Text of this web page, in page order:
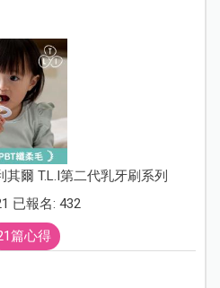
其爾 T.L.I第二代乳牙刷系列
已報名: 432
篇心得